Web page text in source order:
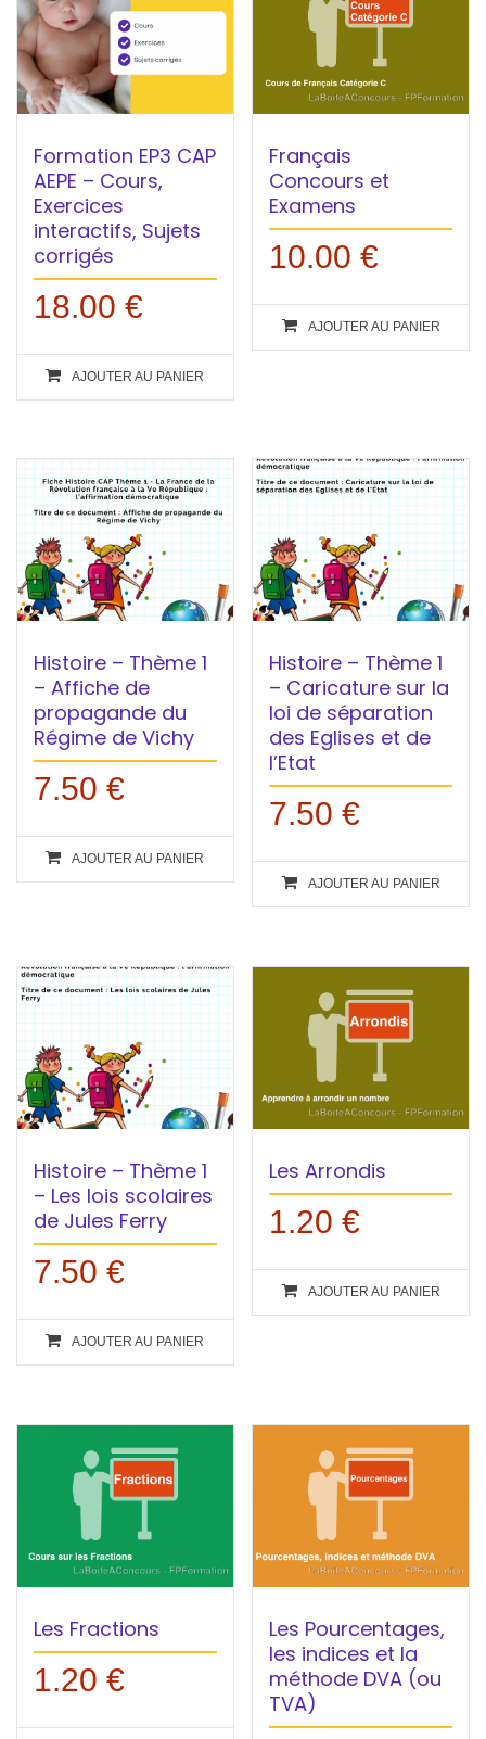
Formation EP3 CAP
AEPE – Cours,
Exercices
interactifs, Sujets
corrigés
18.00 €
AJOUTER AU PANIER
Français
Concours et
Examens
10.00€
AJOUTER AU PANIER
Histoire – Thème 1
– Affiche de
propagande du
Régime de Vichy
7.50 €
AJOUTER AU PANIER
Histoire – Thème 1
– Caricature sur la
loi de séparation
des Eglises et de
l’Etat
7.50€
AJOUTER AU PANIER
Histoire – Thème 1
– Les lois scolaires
de Jules Ferry
7.50 €
AJOUTER AU PANIER
Les Arrondis
1.20€
AJOUTER AU PANIER
Les Fractions
1.20 €
Les Pourcentages,
les indices et la
méthode DVA (ou
TVA)